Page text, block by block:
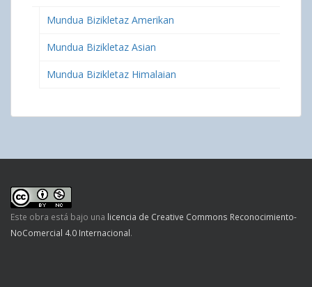
Mundua Bizikletaz Amerikan
Mundua Bizikletaz Asian
Mundua Bizikletaz Himalaian
Este obra está bajo una licencia de Creative Commons Reconocimiento-
NoComercial 4.0 Internacional.